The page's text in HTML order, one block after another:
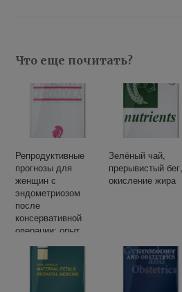
Что еще почитать?
Репродуктивные
прогнозы для
женщин с
эндометриозом
после
консервативной
операции: опыт
о центра
Зелёный чай,
прерывистый бег,
окисление жира